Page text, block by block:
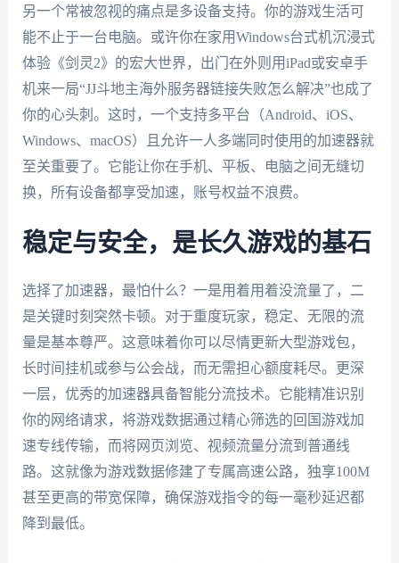
另一个常被忽视的痛点是多设备支持。你的游戏生活可
能不止于一台电脑。或许你在家用Windows台式机沉浸式
体验《剑灵2》的宏大世界，出门在外则用iPad或安卓手
机来一局“JJ斗地主海外服务器链接失败怎么解决”也成了
你的心头刺。这时，一个支持多平台（Android、iOS、
Windows、macOS）且允许一人多端同时使用的加速器就
至关重要了。它能让你在手机、平板、电脑之间无缝切
换，所有设备都享受加速，账号权益不浪费。
稳定与安全，是长久游戏的基石
选择了加速器，最怕什么？一是用着用着没流量了，二
是关键时刻突然卡顿。对于重度玩家，稳定、无限的流
量是基本尊严。这意味着你可以尽情更新大型游戏包，
长时间挂机或参与公会战，而无需担心额度耗尽。更深
一层，优秀的加速器具备智能分流技术。它能精准识别
你的网络请求，将游戏数据通过精心筛选的回国游戏加
速专线传输，而将网页浏览、视频流量分流到普通线
路。这就像为游戏数据修建了专属高速公路，独享100M
甚至更高的带宽保障，确保游戏指令的每一毫秒延迟都
降到最低。